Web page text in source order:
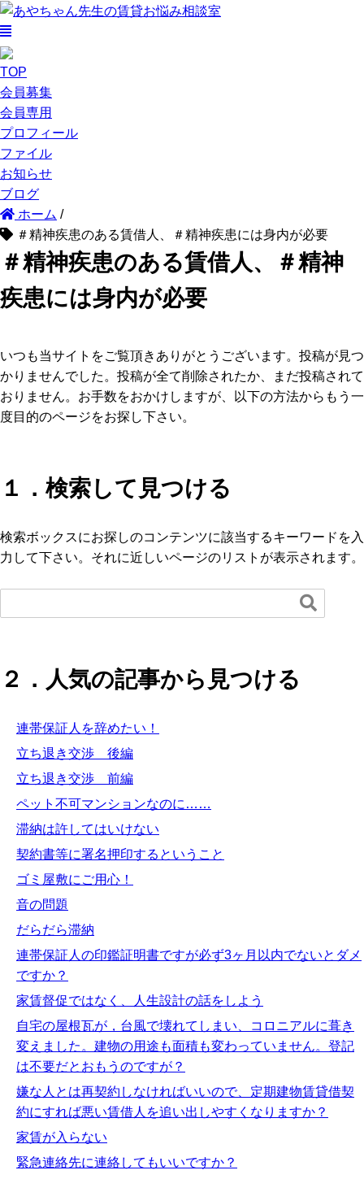
TOP
会員募集
会員専用
プロフィール
ファイル
お知らせ
ブログ
ホーム /
＃精神疾患のある賃借人、＃精神疾患には身内が必要
＃精神疾患のある賃借人、＃精神
疾患には身内が必要
いつも当サイトをご覧頂きありがとうございます。投稿が見つ
かりませんでした。投稿が全て削除されたか、まだ投稿されて
おりません。お手数をおかけしますが、以下の方法からもう一
度目的のページをお探し下さい。
１．検索して見つける
検索ボックスにお探しのコンテンツに該当するキーワードを入
力して下さい。それに近しいページのリストが表示されます。

２．人気の記事から見つける
連帯保証人を辞めたい！
立ち退き交渉 後編
立ち退き交渉 前編
ペット不可マンションなのに……
滞納は許してはいけない
契約書等に署名押印するということ
ゴミ屋敷にご用心！
音の問題
だらだら滞納
連帯保証人の印鑑証明書ですが必ず3ヶ月以内でないとダメ
ですか？
家賃督促ではなく、人生設計の話をしよう
自宅の屋根瓦が，台風で壊れてしまい、コロニアルに葺き
変えました。建物の用途も面積も変わっていません。登記
は不要だとおもうのですが？
嫌な人とは再契約しなければいいので、定期建物賃貸借契
約にすれば悪い賃借人を追い出しやすくなりますか？
家賃が入らない
緊急連絡先に連絡してもいいですか？